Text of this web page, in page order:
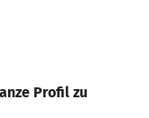
Profil zu